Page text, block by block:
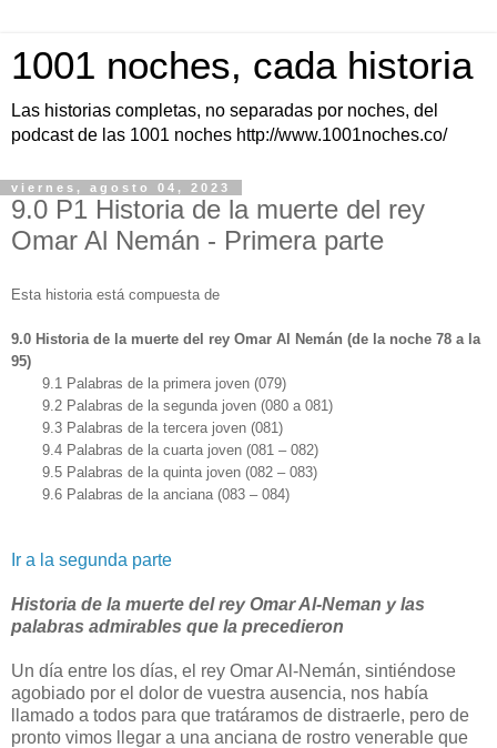
1001 noches, cada historia
Las historias completas, no separadas por noches, del
podcast de las 1001 noches http://www.1001noches.co/
viernes, agosto 04, 2023
9.0 P1 Historia de la muerte del rey
Omar Al Nemán - Primera parte
Esta historia está compuesta de
9.0 Historia de la muerte del rey Omar Al Nemán (de la noche 78 a la
95)
9.1 Palabras de la primera joven (079)
9.2 Palabras de la segunda joven (080 a 081)
9.3 Palabras de la tercera joven (081)
9.4 Palabras de la cuarta joven (081 – 082)
9.5 Palabras de la quinta joven (082 – 083)
9.6 Palabras de la anciana (083 – 084)
Ir a la segunda parte
Historia de la muerte del rey Omar Al-Neman y las
palabras admirables que la precedieron
Un día entre los días, el rey Omar Al-Nemán, sintiéndose
agobiado por el dolor de vuestra ausencia, nos había
llamado a todos para que tratáramos de distraerle, pero de
pronto vimos llegar a una anciana de rostro venerable que